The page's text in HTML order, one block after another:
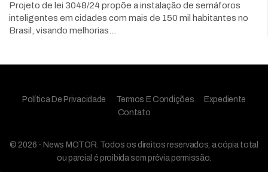
Projeto de lei 3048/24 propõe a instalação de semáforos
inteligentes em cidades com mais de 150 mil habitantes no
Brasil, visando melhorias…
Política De Privacidade Termos E Condições
Expediente
Contato
© 2026 - News MOTOR. Todos os direitos reservados, a cópia total
ou parcial é proibida sem prévia permissão.